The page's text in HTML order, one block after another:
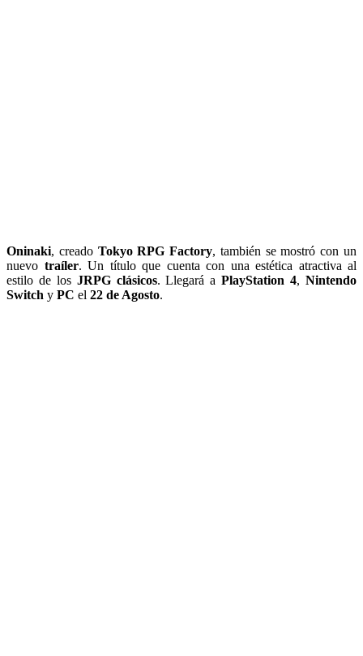
Oninaki, creado Tokyo RPG Factory, también se mostró con un
nuevo traíler. Un título que cuenta con una estética atractiva al
estilo de los JRPG clásicos. Llegará aPlayStation 4,Nintendo
Switch y PC el 22 de Agosto.